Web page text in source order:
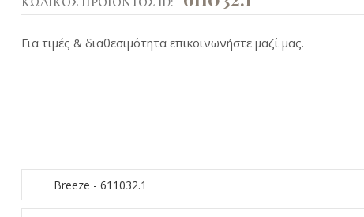
Για τιμές & διαθεσιμότητα επικοινωνήστε μαζί μας.